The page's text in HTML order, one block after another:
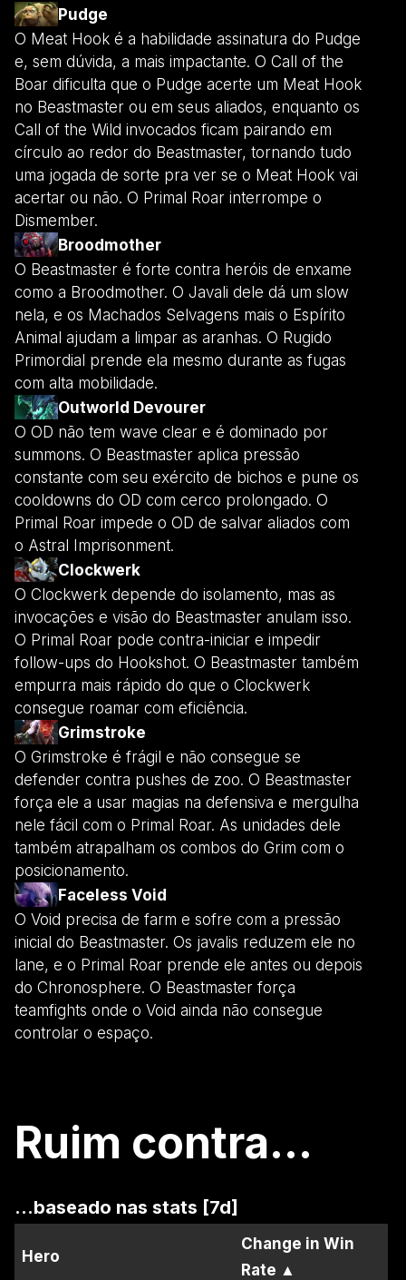
Pudge
O Meat Hook é a habilidade assinatura do Pudge
e, sem dúvida, a mais impactante. O Call of the
Boar dificulta que o Pudge acerte um Meat Hook
no Beastmaster ou em seus aliados, enquanto os
Call of the Wild invocados ficam pairando em
círculo ao redor do Beastmaster, tornando tudo
uma jogada de sorte pra ver se o Meat Hook vai
acertar ou não. O Primal Roar interrompe o
Dismember.
Broodmother
O Beastmaster é forte contra heróis de enxame
como a Broodmother. O Javali dele dá um slow
nela, e os Machados Selvagens mais o Espírito
Animal ajudam a limpar as aranhas. O Rugido
Primordial prende ela mesmo durante as fugas
com alta mobilidade.
Outworld Devourer
O OD não tem wave clear e é dominado por
summons. O Beastmaster aplica pressão
constante com seu exército de bichos e pune os
cooldowns do OD com cerco prolongado. O
Primal Roar impede o OD de salvar aliados com
o Astral Imprisonment.
Clockwerk
O Clockwerk depende do isolamento, mas as
invocações e visão do Beastmaster anulam isso.
O Primal Roar pode contra-iniciar e impedir
follow-ups do Hookshot. O Beastmaster também
empurra mais rápido do que o Clockwerk
consegue roamar com eficiência.
Grimstroke
O Grimstroke é frágil e não consegue se
defender contra pushes de zoo. O Beastmaster
força ele a usar magias na defensiva e mergulha
nele fácil com o Primal Roar. As unidades dele
também atrapalham os combos do Grim com o
posicionamento.
Faceless Void
O Void precisa de farm e sofre com a pressão
inicial do Beastmaster. Os javalis reduzem ele no
lane, e o Primal Roar prende ele antes ou depois
do Chronosphere. O Beastmaster força
teamfights onde o Void ainda não consegue
controlar o espaço.
Ruim contra...
...baseado nas stats [7d]
Hero
Change in Win
Rate ▲